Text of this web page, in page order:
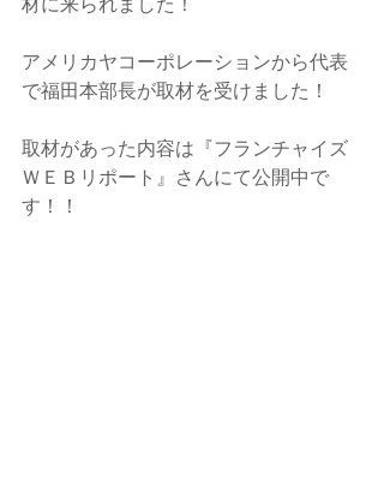
材に来られました！
アメリカヤコーポレーションから代表
で福田本部長が取材を受けました！
取材があった内容は『フランチャイズ
ＷＥＢリポート』さんにて公開中で
す！！